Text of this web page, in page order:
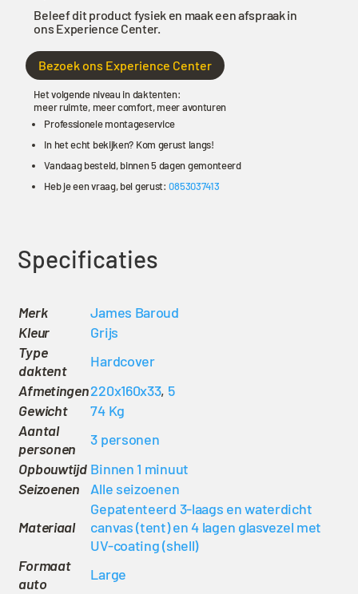
Beleef dit product fysiek en maak een afspraak in
ons Experience Center.
Bezoek ons Experience Center
Het volgende niveau in daktenten:
meer ruimte, meer comfort, meer avonturen
Professionele montageservice
In het echt bekijken? Kom gerust langs!
Vandaag besteld, binnen 5 dagen gemonteerd
Heb je een vraag, bel gerust:0853037413
Specificaties
Merk
James Baroud
Kleur
Grijs
Type
daktent
Hardcover
Afmetingen220x160x33, 5
Gewicht
74 Kg
Aantal
personen
3 personen
Opbouwtijd Binnen 1 minuut
Seizoenen
Alle seizoenen
Materiaal
Gepatenteerd 3-laags en waterdicht
canvas (tent) en 4 lagen glasvezel met
UV-coating (shell)
Formaat
auto
Large